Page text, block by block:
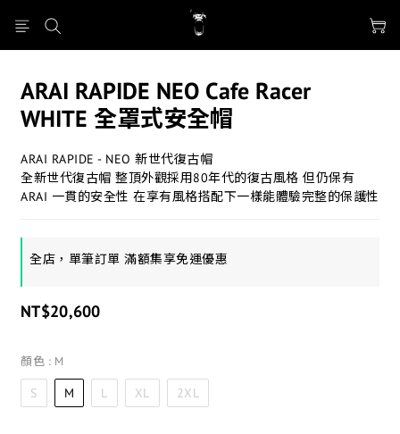
ARAI RAPIDE NEO Cafe Racer
WHITE 全罩式安全帽
ARAI RAPIDE - NEO 新世代復古帽
全新世代復古帽 整頂外觀採用80年代的復古風格 但仍保有
ARAI 一貫的安全性 在享有風格搭配下一樣能體驗完整的保護性
全店，單筆訂單 滿額集享免運優惠
NT$20,600
顏色 : M
S M L XL 2XL